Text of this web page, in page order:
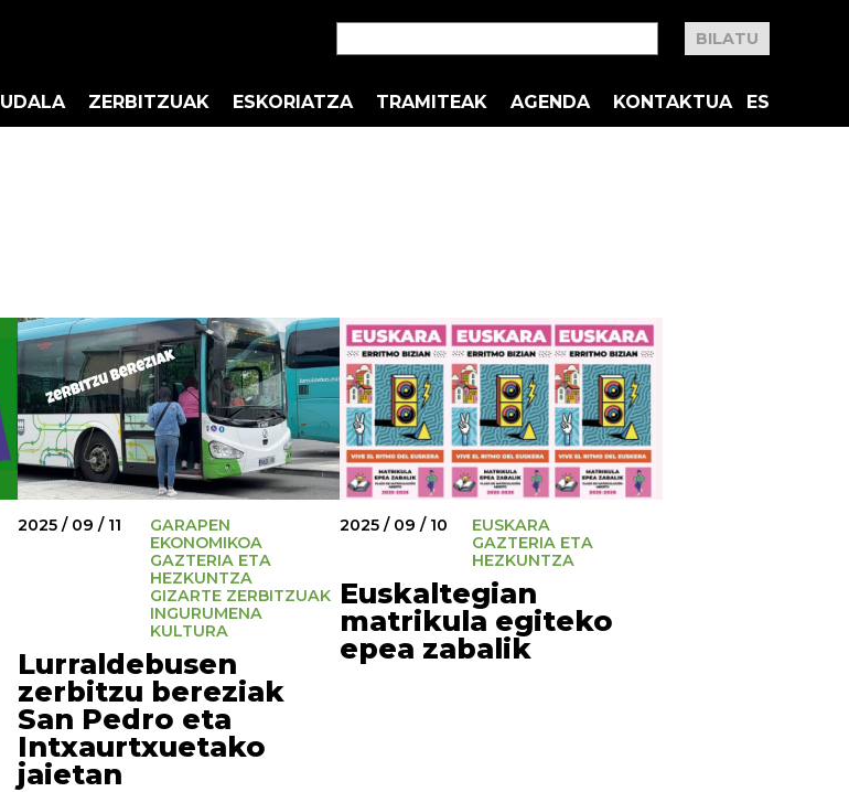
UDALA ZERBITZUAK ESKORIATZA TRAMITEAK AGENDA KONTAKTUA ES
2025 / 09 / 11
GARAPEN
EKONOMIKOA
GAZTERIA ETA
HEZKUNTZA
GIZARTE ZERBITZUAK
INGURUMENA
KULTURA
Lurraldebusen
zerbitzu bereziak
San Pedro eta
Intxaurtxuetako
jaietan
2025 / 09 / 10
EUSKARA
GAZTERIA ETA
HEZKUNTZA
Euskaltegian
matrikula egiteko
epea zabalik